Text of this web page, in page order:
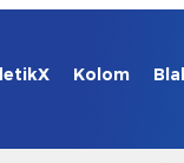
Kolom